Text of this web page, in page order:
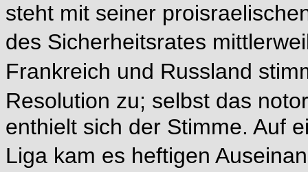
steht mit seiner
des Sicherheitsrates
Frankreich und Russland
Resolution zu; selbst das
enthielt sich der Stimme. Auf
Liga kam es heftigen